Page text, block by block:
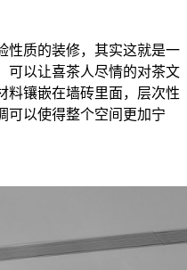
性质的装修，其实这就是一
可以让喜茶人尽情的对茶文
料镶嵌在墙砖里面，层次性
可以使得整个空间更加宁